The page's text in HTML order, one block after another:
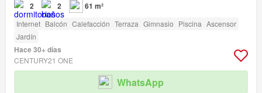
2 2 61 m²
Internet Balcón Calefacción Terraza Gimnasio Piscina Ascensor
Jardín
Hace 30+ días
CENTURY21 ONE
WhatsApp